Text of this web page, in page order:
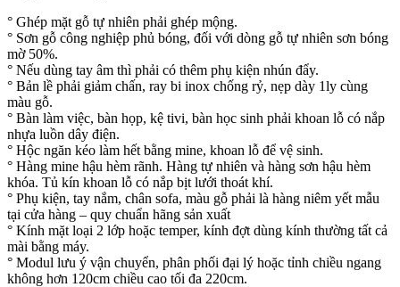
° Ghép mặt gỗ tự nhiên phải ghép mộng.
° Sơn gỗ công nghiệp phủ bóng, đối với dòng gỗ tự nhiên sơn bóng
mờ 50%.
° Nếu dùng tay âm thì phải có thêm phụ kiện nhún đẩy.
° Bản lề phải giảm chấn, ray bi inox chống rỷ, nẹp dày 1ly cùng
màu gỗ.
° Bàn làm việc, bàn họp, kệ tivi, bàn học sinh phải khoan lỗ có nắp
nhựa luồn dây điện.
° Hộc ngăn kéo làm hết bằng mine, khoan lỗ để vệ sinh.
° Hàng mine hậu hèm rãnh. Hàng tự nhiên và hàng sơn hậu hèm
khóa. Tủ kín khoan lỗ có nắp bịt lưới thoát khí.
° Phụ kiện, tay nắm, chân sofa, màu gỗ phải là hàng niêm yết mẫu
tại cửa hàng – quy chuẩn hãng sản xuất
° Kính mặt loại 2 lớp hoặc temper, kính đợt dùng kính thường tất cả
mài bằng máy.
° Modul lưu ý vận chuyển, phân phối đại lý hoặc tỉnh chiều ngang
không hơn 120cm chiều cao tối đa 220cm.